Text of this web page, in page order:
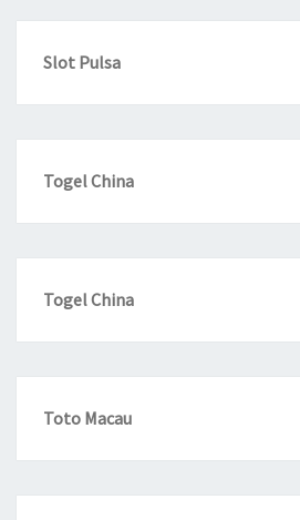
Slot Pulsa
Togel China
Togel China
Toto Macau